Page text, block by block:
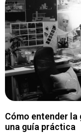
Cómo entender
una guía práctica